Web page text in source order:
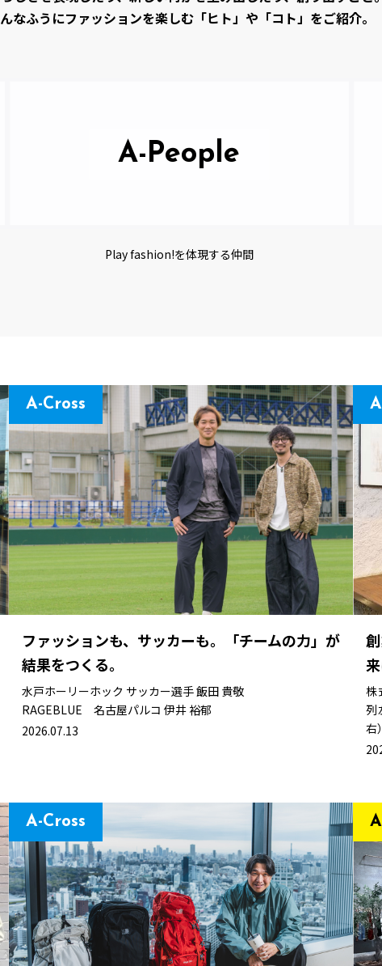
なふうにファッションを楽しむ「ヒト」や「コト」をご紹介。
A-People
Play fashion!を体現する仲間
ファッションも、サッカーも。「チームの力」が
結果をつくる。
A-Cross
水戸ホーリーホック サッカー選手飯田 貴敬
RAGEBLUE 名古屋パルコ 伊井 裕郁
2026.07.13
株
列
右
A-Cross